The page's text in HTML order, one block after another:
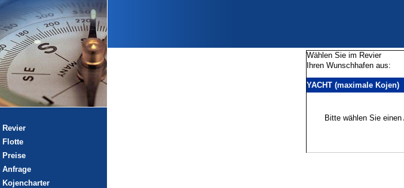
Revier
Flotte
Preise
Anfrage
Kojencharter
Wählen Sie im Revier
Ihren Wunschhafen aus:
YACHT (maximale Kojen)
Bitte wählen Sie